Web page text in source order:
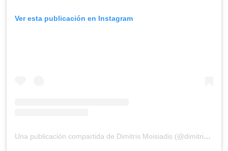
Ver esta publicación en Instagram
Una publicación compartida de Dimitris Moisiadis (@dimitris_moi)